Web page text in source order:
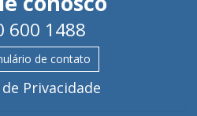
600 1488
de contato
Privacidade